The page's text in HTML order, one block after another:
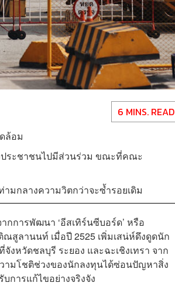
6 MINS. READ
ล้อม
ระชาชนไปมีส่วนร่วม ขณะที่คณะ
ามกลางความวิตกว่าจะซ้ำรอยเดิม
กการพัฒนา ‘อีสเทิร์นซีบอร์ด’ หรือ
สูลานนท์ เมื่อปี 2525 เพิ่มเสน่ห์ดึงดูดนัก
หวัดชลบุรี ระยอง และฉะเชิงเทรา จาก
ามโชติช่วงของนักลงทุนได้ซ่อนปัญหาสิ่ง
ารแก้ไขอย่างจริงจัง